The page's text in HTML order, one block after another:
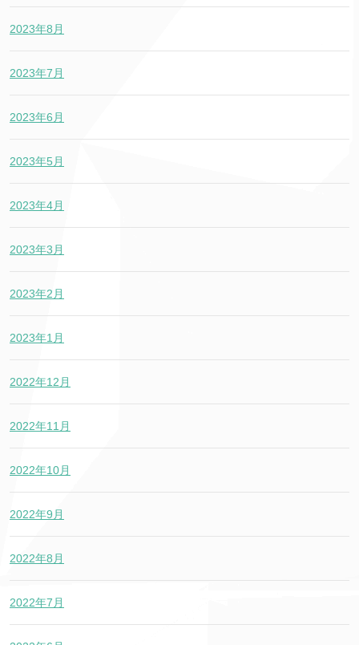
2023年8月
2023年7月
2023年6月
2023年5月
2023年4月
2023年3月
2023年2月
2023年1月
2022年12月
2022年11月
2022年10月
2022年9月
2022年8月
2022年7月